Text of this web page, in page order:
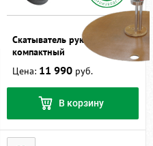
Скатыватель рукавов
компактный
Цена: 11 990 руб.
В корзину